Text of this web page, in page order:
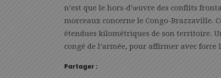
n’est que le hors-d’œuvre des conflits
morceaux concerne le Congo-Brazzaville.
étendues kilométriques de son territoire.
congé de l’armée, pour affirmer avec force
Partager :